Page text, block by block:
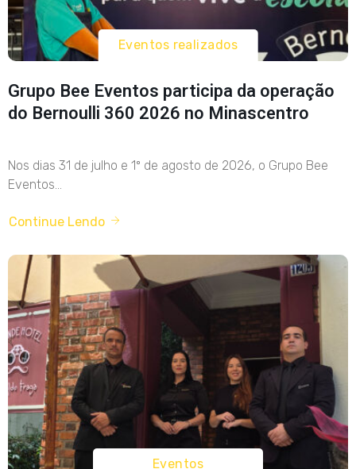
Eventos realizados
Grupo Bee Eventos participa da operação
do Bernoulli 360 2026 no Minascentro
Nos dias 31 de julho e 1º de agosto de 2026, o Grupo Bee
Eventos...
Continue Lendo
Eventos